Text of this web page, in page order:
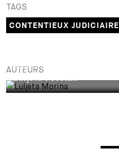
Stagiaires
Administration
Assistantes et assistants
Processus de candidature
Candidature spontanée
Votre carrière
TAGS
CONTENTIEUX JUDICIAIRE
AUTEURS
ASSOCIATE
Luljeta Morina